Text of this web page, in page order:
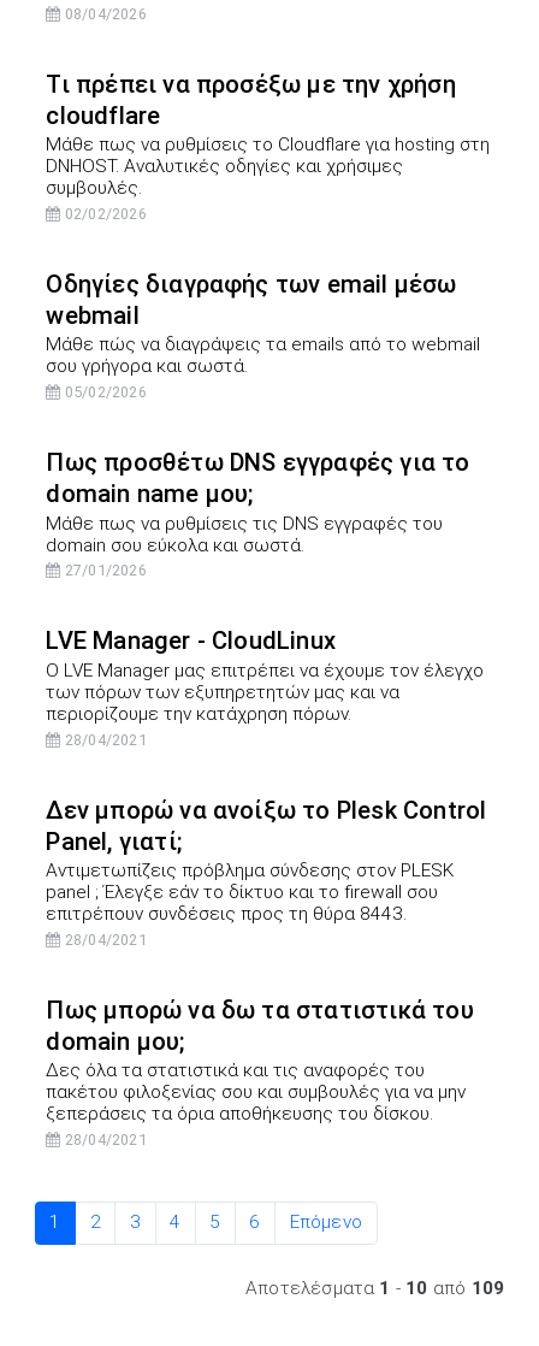
08/04/2026
Τι πρέπει να προσέξω με την χρήση
cloudflare
Μάθε πως να ρυθμίσεις το Cloudflare για hosting στη
DNHOST. Αναλυτικές οδηγίες και χρήσιμες
συμβουλές.
02/02/2026
Οδηγίες διαγραφής των email μέσω
webmail
Μάθε πώς να διαγράψεις τα emails από το webmail
σου γρήγορα και σωστά.
05/02/2026
Πως προσθέτω DNS εγγραφές για το
domain name μου;
Μάθε πως να ρυθμίσεις τις DNS εγγραφές του
domain σου εύκολα και σωστά.
27/01/2026
LVE Manager - CloudLinux
Ο LVE Manager μας επιτρέπει να έχουμε τον έλεγχο
των πόρων των εξυπηρετητών μας και να
περιορίζουμε την κατάχρηση πόρων.
28/04/2021
Δεν μπορώ να ανοίξω το Plesk Control
Panel, γιατί;
Αντιμετωπίζεις πρόβλημα σύνδεσης στον PLESK
panel ; Έλεγξε εάν το δίκτυο και το firewall σου
επιτρέπουν συνδέσεις προς τη θύρα 8443.
28/04/2021
Πως μπορώ να δω τα στατιστικά του
domain μου;
Δες όλα τα στατιστικά και τις αναφορές του
πακέτου φιλοξενίας σου και συμβουλές για να μην
ξεπεράσεις τα όρια αποθήκευσης του δίσκου.
28/04/2021
1 2 3 4 5 6 Επόμενο
Αποτελέσματα 1 - 10 από 109